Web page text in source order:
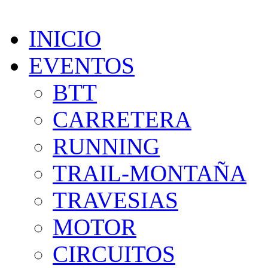
INICIO
EVENTOS
BTT
CARRETERA
RUNNING
TRAIL-MONTAÑA
TRAVESIAS
MOTOR
CIRCUITOS